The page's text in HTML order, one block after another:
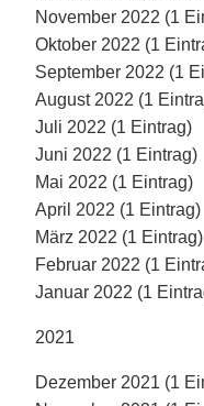
November 2022 (1
Oktober 2022 (1
September 2022 (1
August 2022 (1
Juli 2022 (1 Eintrag)
Juni 2022 (1 Eintrag)
Mai 2022 (1 Eintrag)
April 2022 (1 Eintrag)
März 2022 (1 Eintrag)
Februar 2022 (1
Januar 2022 (1
2021
Dezember 2021 (1